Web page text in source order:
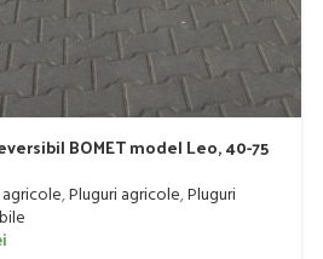
BOMET model Leo, 40-75
,Pluguri agricole,Pluguri